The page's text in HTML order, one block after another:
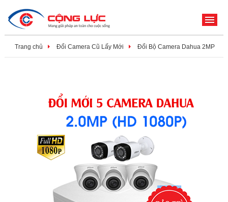
Trang chủ Đổi Camera Cũ Lấy Mới Đổi Bộ Camera Dahua 2MP